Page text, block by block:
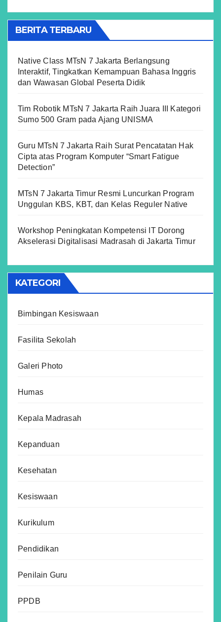
BERITA TERBARU
Native Class MTsN 7 Jakarta Berlangsung
Interaktif, Tingkatkan Kemampuan Bahasa Inggris
dan Wawasan Global Peserta Didik
Tim Robotik MTsN 7 Jakarta Raih Juara III Kategori
Sumo 500 Gram pada Ajang UNISMA
Guru MTsN 7 Jakarta Raih Surat Pencatatan Hak
Cipta atas Program Komputer “Smart Fatigue
Detection”
MTsN 7 Jakarta Timur Resmi Luncurkan Program
Unggulan KBS, KBT, dan Kelas Reguler Native
Workshop Peningkatan Kompetensi IT Dorong
Akselerasi Digitalisasi Madrasah di Jakarta Timur
KATEGORI
Bimbingan Kesiswaan
Fasilita Sekolah
Galeri Photo
Humas
Kepala Madrasah
Kepanduan
Kesehatan
Kesiswaan
Kurikulum
Pendidikan
Penilain Guru
PPDB